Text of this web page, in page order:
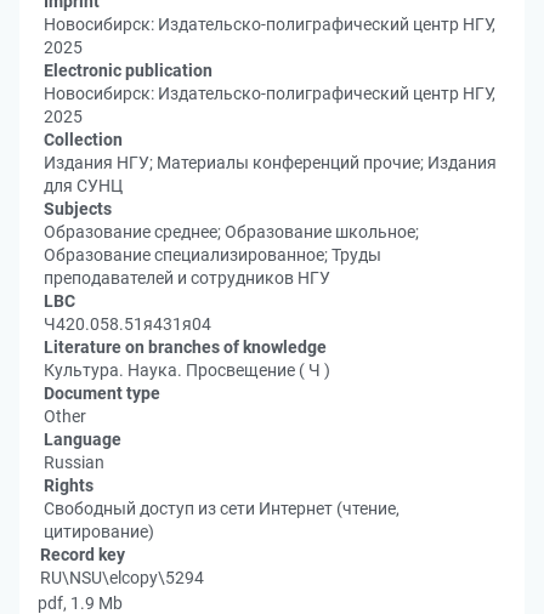
Новосибирск: Издательско-полиграфический центр НГУ,
2025
Electronic publication
Новосибирск: Издательско-полиграфический центр НГУ,
2025
Collection
Издания НГУ; Материалы конференций прочие; Издания
для СУНЦ
Subjects
Образование среднее; Образование школьное;
Образование специализированное; Труды
преподавателей и сотрудников НГУ
LBC
Ч420.058.51я431я04
Literature on branches of knowledge
Культура. Наука. Просвещение ( Ч )
Document type
Other
Language
Russian
Rights
Свободный доступ из сети Интернет (чтение,
цитирование)
Record key
RU\NSU\elcopy\5294
pdf, 1.9 Mb